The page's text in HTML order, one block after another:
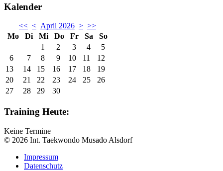
Kalender
<< < April 2026 > >>
Mo
Di Mi Do Fr Sa
So
1
2 3 4
5
6
7 8 9 10 11
12
13
14 15 16 17 18
19
20
21 22 23 24 25
26
27
28 29 30
Training Heute:
Keine Termine
© 2026 Int. Taekwondo Musado Alsdorf
Impressum
Datenschutz